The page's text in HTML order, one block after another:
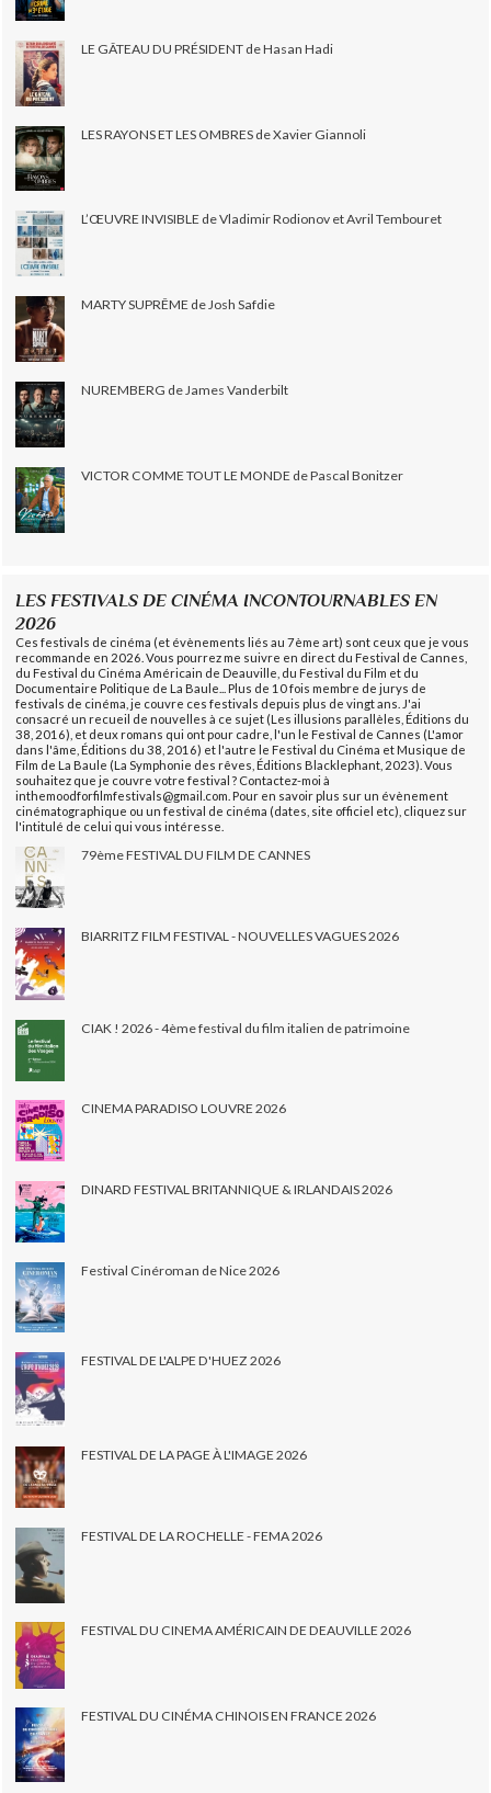
LE GÂTEAU DU PRÉSIDENT de Hasan Hadi
LES RAYONS ET LES OMBRES de Xavier Giannoli
L’ŒUVRE INVISIBLE de Vladimir Rodionov et Avril Tembouret
MARTY SUPRÊME de Josh Safdie
NUREMBERG de James Vanderbilt
VICTOR COMME TOUT LE MONDE de Pascal Bonitzer
LES FESTIVALS DE CINÉMA INCONTOURNABLES EN
2026
Ces festivals de cinéma (et évènements liés au 7ème art) sont ceux que je vous
recommande en 2026. Vous pourrez me suivre en direct du Festival de Cannes,
du Festival du Cinéma Américain de Deauville, du Festival du Film et du
Documentaire Politique de La Baule... Plus de 10 fois membre de jurys de
festivals de cinéma, je couvre ces festivals depuis plus de vingt ans. J'ai
consacré un recueil de nouvelles à ce sujet (Les illusions parallèles, Éditions du
38, 2016), et deux romans qui ont pour cadre, l'un le Festival de Cannes (L'amor
dans l'âme, Éditions du 38, 2016) et l'autre le Festival du Cinéma et Musique de
Film de La Baule (La Symphonie des rêves, Éditions Blacklephant, 2023). Vous
souhaitez que je couvre votre festival ? Contactez-moi à
inthemoodforfilmfestivals@gmail.com. Pour en savoir plus sur un évènement
cinématographique ou un festival de cinéma (dates, site officiel etc), cliquez sur
l'intitulé de celui qui vous intéresse.
79ème FESTIVAL DU FILM DE CANNES
BIARRITZ FILM FESTIVAL - NOUVELLES VAGUES 2026
CIAK ! 2026 - 4ème festival du film italien de patrimoine
CINEMA PARADISO LOUVRE 2026
DINARD FESTIVAL BRITANNIQUE & IRLANDAIS 2026
Festival Cinéroman de Nice 2026
FESTIVAL DE L'ALPE D'HUEZ 2026
FESTIVAL DE LA PAGE À L'IMAGE 2026
FESTIVAL DE LA ROCHELLE - FEMA 2026
FESTIVAL DU CINEMA AMÉRICAIN DE DEAUVILLE 2026
FESTIVAL DU CINÉMA CHINOIS EN FRANCE 2026